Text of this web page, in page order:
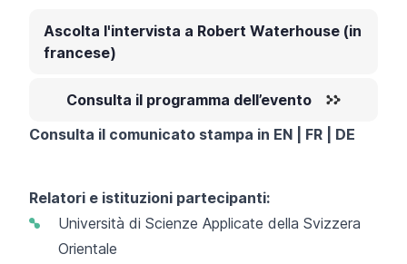
Ascolta l'intervista a Robert Waterhouse (in
francese)
Consulta il programma dell’evento
Consulta il comunicato stampa in EN FR DE
Relatori e istituzioni partecipanti:
Università di Scienze Applicate della Svizzera
Orientale